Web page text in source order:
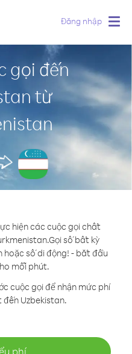
Đăng nhập
gọi đến
từ
hiện các cuộc gọi chất
Gọi số bất kỳ
hoặc số di động! - bắt đầu
mỗi phút.
cuộc gọi để nhận mức phí
Uzbekistan.
phí